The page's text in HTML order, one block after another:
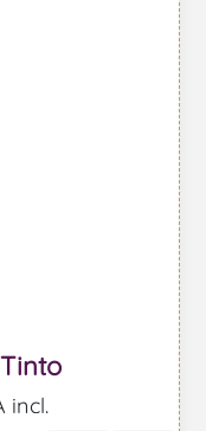
incl.